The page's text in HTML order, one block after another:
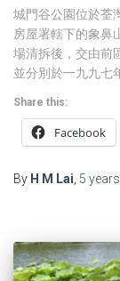
城門谷公園位於荃
房屋署轄下的象鼻
場清拆後，交由前
並分別於一九九七
Share this:
Facebook
By H M Lai, 5 years